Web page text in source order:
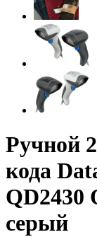
Ручной
кода
QD2430
серый